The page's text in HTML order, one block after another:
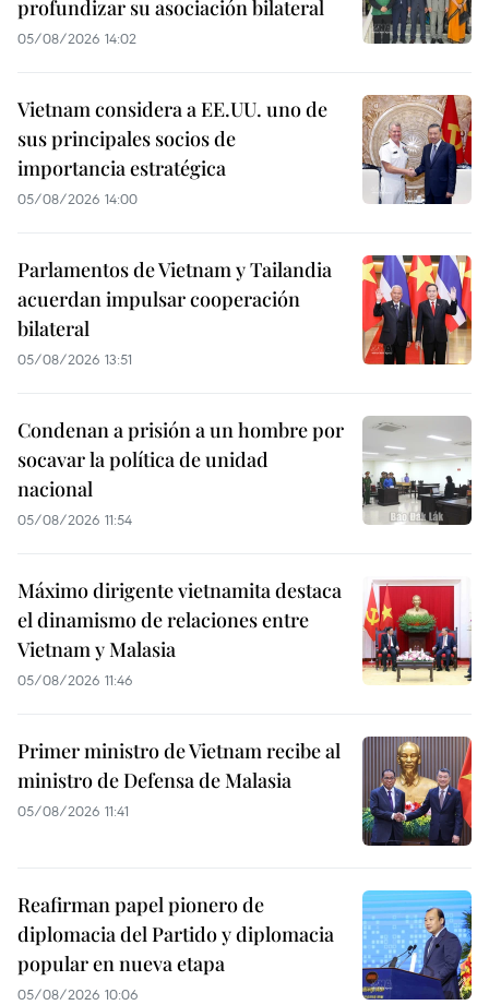
profundizar su asociación bilateral
05/08/2026 14:02
Vietnam considera a EE.UU. uno de
sus principales socios de
importancia estratégica
05/08/2026 14:00
Parlamentos de Vietnam y Tailandia
acuerdan impulsar cooperación
bilateral
05/08/2026 13:51
Condenan a prisión a un hombre por
socavar la política de unidad
nacional
05/08/2026 11:54
Máximo dirigente vietnamita destaca
el dinamismo de relaciones entre
Vietnam y Malasia
05/08/2026 11:46
Primer ministro de Vietnam recibe al
ministro de Defensa de Malasia
05/08/2026 11:41
Reafirman papel pionero de
diplomacia del Partido y diplomacia
popular en nueva etapa
05/08/2026 10:06